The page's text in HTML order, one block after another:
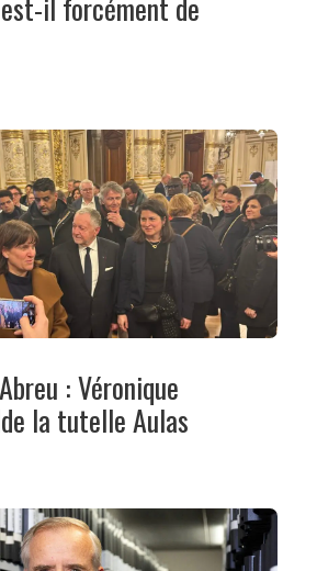
il forcément de
: Véronique
la tutelle Aulas